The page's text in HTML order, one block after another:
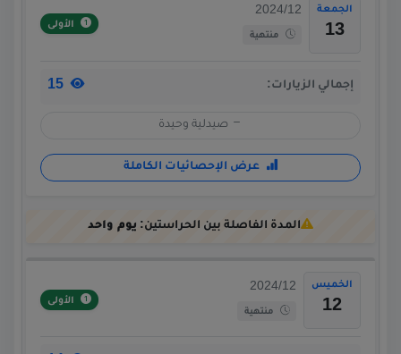
الجمعة
13
2024/12
منتهية
الأولى
إجمالي الزيارات:
صيدلية وحيدة
عرض الإحصائيات الكاملة
المدة الفاصلة بين الحراستين: يوم واحد
الخميس
12
2024/12
منتهية
الأولى